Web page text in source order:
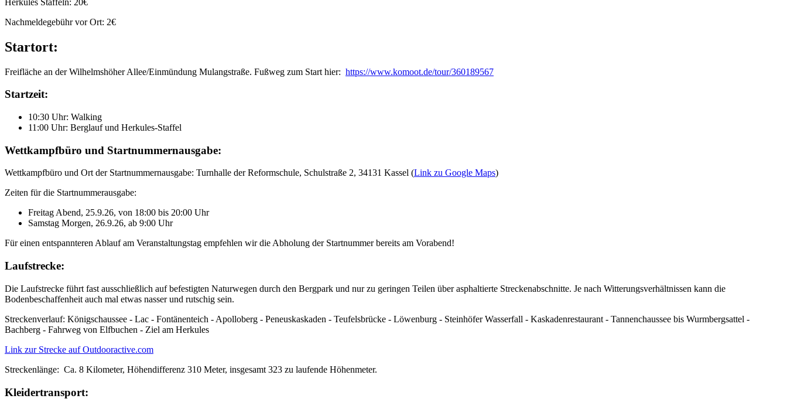
Nachmeldegebühr vor Ort: 2€
Startort:
Freifläche an der Wilhelmshöher Allee/Einmündung Mulangstraße. Fußweg zum Start hier: https://www.komoot.de/tour/360189567
Startzeit:
10:30 Uhr: Walking
11:00 Uhr: Berglauf und Herkules-Staffel
Wettkampfbüro und Startnummernausgabe:
Wettkampfbüro und Ort der Startnummernausgabe: Turnhalle der Reformschule, Schulstraße 2, 34131 Kassel (Link zu Google Maps)
Zeiten für die Startnummerausgabe:
Freitag Abend, 25.9.26, von 18:00 bis 20:00 Uhr
Samstag Morgen, 26.9.26, ab 9:00 Uhr
Für einen entspannteren Ablauf am Veranstaltungstag empfehlen wir die Abholung der Startnummer bereits am Vorabend!
Laufstrecke:
Die Laufstrecke führt fast ausschließlich auf befestigten Naturwegen durch den Bergpark und nur zu geringen Teilen über asphaltierte Streckenabschnitte. Je nach Witterungsverhältnissen kann die
Bodenbeschaffenheit auch mal etwas nasser und rutschig sein.
Streckenverlauf: Königschaussee - Lac - Fontänenteich - Apolloberg - Peneuskaskaden - Teufelsbrücke - Löwenburg - Steinhöfer Wasserfall - Kaskadenrestaurant - Tannenchaussee bis Wurmbergsattel -
Bachberg - Fahrweg von Elfbuchen - Ziel am Herkules
Link zur Strecke auf Outdooractive.com
Streckenlänge: Ca. 8 Kilometer, Höhendifferenz 310 Meter, insgesamt 323 zu laufende Höhenmeter.
Kleidertransport: